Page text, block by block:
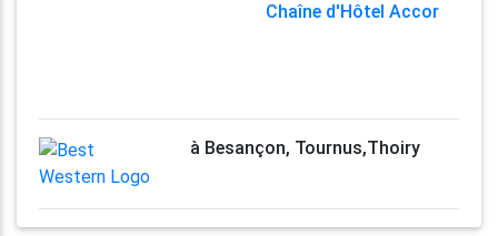
Chaîne d'Hôtel Accor
à Besançon, Tournus,Thoiry